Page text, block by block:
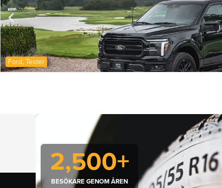
Ford,Tester
BESÖKARE GENOM ÅREN
2,500+